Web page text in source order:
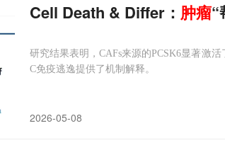
Cell Death & Differ： 肿瘤“
研究结果表明，CAFs来源的PCSK6显著激活
C免疫逃逸提供了机制解释。
2026-05-08